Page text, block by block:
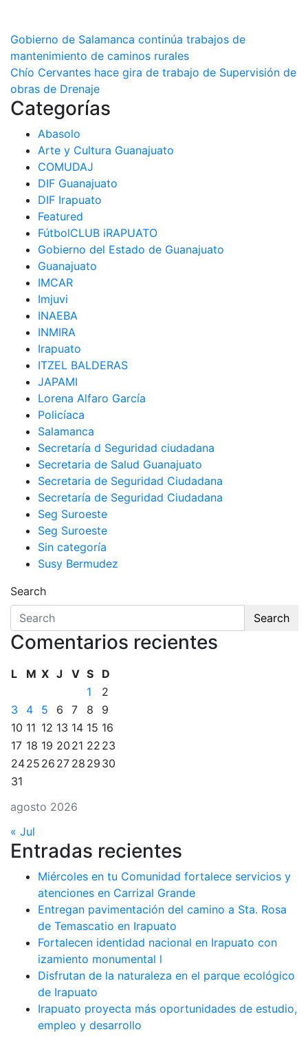
Navegación
de
entradas
Gobierno de Salamanca continúa trabajos de
mantenimiento de caminos rurales
Chío Cervantes hace gira de trabajo de Supervisión de
obras de Drenaje
Categorías
Abasolo
Arte y Cultura Guanajuato
COMUDAJ
DIF Guanajuato
DIF Irapuato
Featured
FútbolCLUB iRAPUATO
Gobierno del Estado de Guanajuato
Guanajuato
IMCAR
Imjuvi
INAEBA
INMIRA
Irapuato
ITZEL BALDERAS
JAPAMI
Lorena Alfaro García
Policíaca
Salamanca
Secretaría d Seguridad ciudadana
Secretaria de Salud Guanajuato
Secretaria de Seguridad Ciudadana
Secretaría de Seguridad Ciudadana
Seg Suroeste
Seg Suroeste
Sin categoría
Susy Bermudez
Search
Search
Comentarios recientes
agosto 2026
L M X J V S
D
1
2
3
4 5 6 7 8
9
10 11 12 13 14 15 16
17 18 19 20 21 22 23
2425 26 27 28 29 30
31
« Jul
Entradas recientes
Miércoles en tu Comunidad fortalece servicios y
atenciones en Carrizal Grande
Entregan pavimentación del camino a Sta. Rosa
de Temascatio en Irapuato
Fortalecen identidad nacional en Irapuato con
izamiento monumental l
Disfrutan de la naturaleza en el parque ecológico
de Irapuato
Irapuato proyecta más oportunidades de estudio,
empleo y desarrollo